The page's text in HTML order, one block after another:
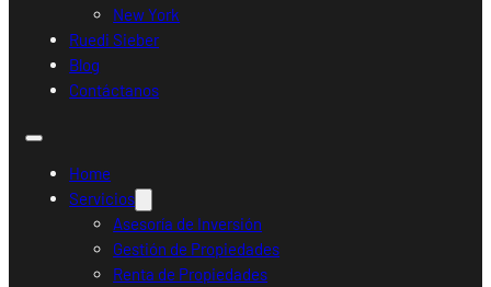
New York
Ruedi Sieber
Blog
Contáctanos
Home
Servicios
Asesoría de Inversión
Gestión de Propiedades
Renta de Propiedades